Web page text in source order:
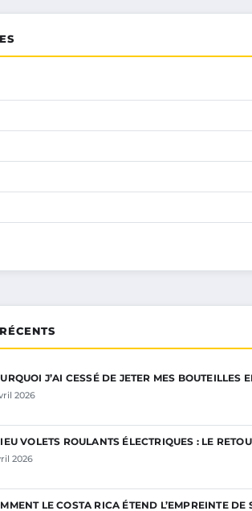
J’AI CESSÉ DE JETER MES BOUTEILLES
2026
VOLETS ROULANTS ÉLECTRIQUES : LE
2026
LE COSTA RICA ÉTEND L’EMPREINTE DE